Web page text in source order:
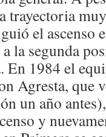
trayectoria
el ascenso
la segunda
En 1984 el
Agresta, que
un año
y